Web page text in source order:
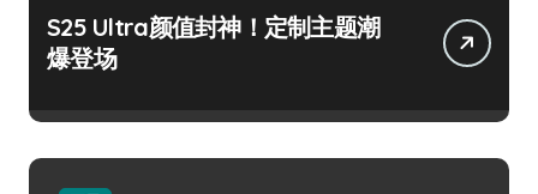
S25 Ultra颜值封神！定制主题潮
爆登场